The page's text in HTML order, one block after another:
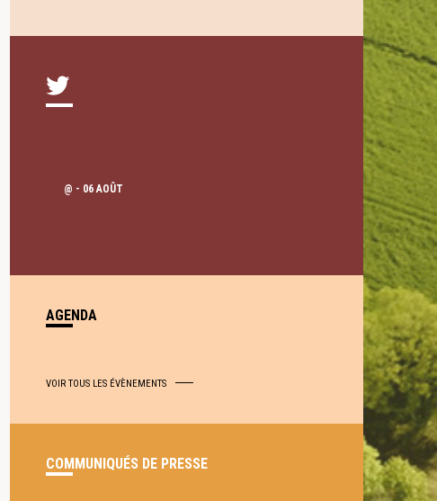
@ - 06 AOÛT
AGENDA
VOIR TOUS LES ÉVÈNEMENTS
COMMUNIQUÉS DE PRESSE